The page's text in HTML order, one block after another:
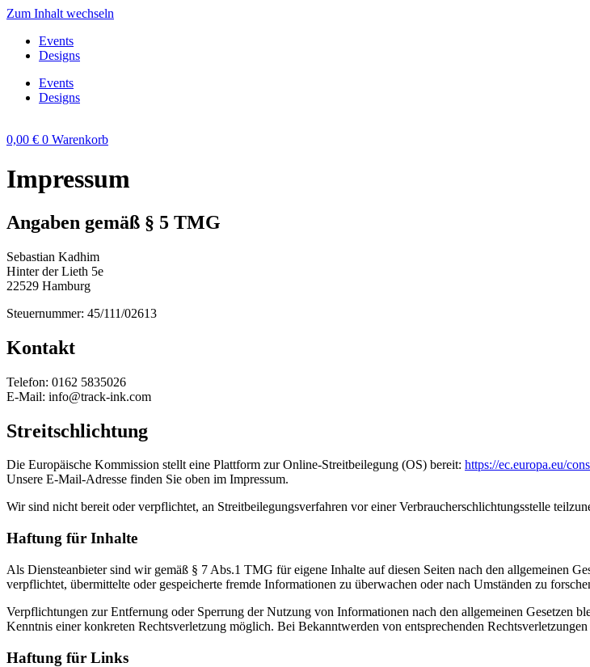
Zum Inhalt wechseln
Events
Designs
Events
Designs
0,00 € 0 Warenkorb
Impressum
Angaben gemäß § 5 TMG
Sebastian Kadhim
Hinter der Lieth 5e
22529 Hamburg
Steuernummer: 45/111/02613
Kontakt
Telefon: 0162 5835026
E-Mail: info@track-ink.com
Streitschlichtung
Die Europäische Kommission stellt eine Plattform zur Online-Streitbeilegung (OS) bereit: https://ec.europa.eu/
Unsere E-Mail-Adresse finden Sie oben im Impressum.
Wir sind nicht bereit oder verpflichtet, an Streitbeilegungsverfahren vor einer Verbraucherschlichtungsstelle
Haftung für Inhalte
Als Diensteanbieter sind wir gemäß § 7 Abs.1 TMG für eigene Inhalte auf diesen Seiten nach den allgemeinen
verpflichtet, übermittelte oder gespeicherte fremde Informationen zu überwachen oder nach Umständen zu
Verpflichtungen zur Entfernung oder Sperrung der Nutzung von Informationen nach den allgemeinen Gesetzen
Kenntnis einer konkreten Rechtsverletzung möglich. Bei Bekanntwerden von entsprechenden
Haftung für Links